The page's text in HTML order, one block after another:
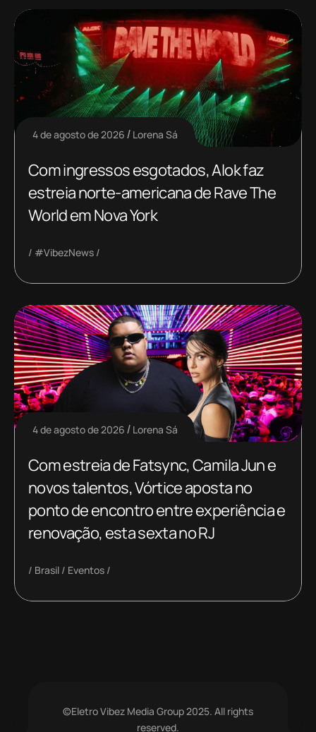
4 de agosto de 2026 Lorena Sá
Com ingressos esgotados, Alok faz
estreia norte-americana de Rave The
World em Nova York
#VibezNews
4 de agosto de 2026 Lorena Sá
Com estreia de Fatsync, Camila Jun e
novos talentos, Vórtice aposta no
ponto de encontro entre experiência e
renovação, esta sexta no RJ
Brasil Eventos
©Eletro Vibez Media Group 2025. All rights
reserved.